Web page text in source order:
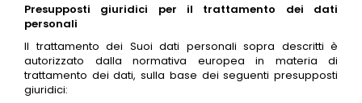
Presupposti giuridici per il trattamento dei dati
personali
Il trattamento dei Suoi dati personali sopra descritti è
autorizzato dalla normativa europea in materia di
trattamento dei dati, sulla base dei seguenti presupposti
giuridici: